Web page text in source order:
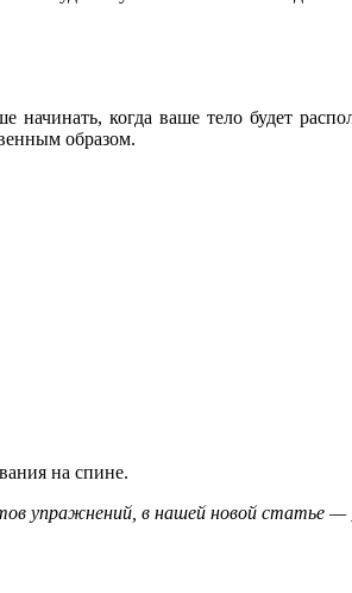
когда ваше тело будет
образом.
на спине.
упражнений, в нашей новой статье —